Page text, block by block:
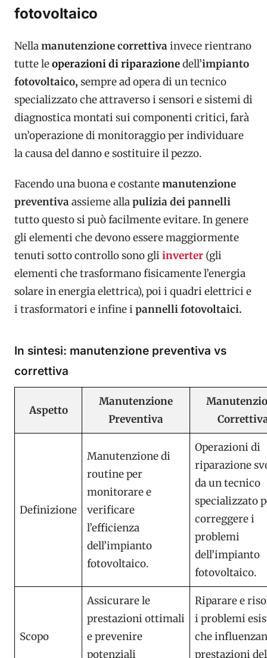
fotovoltaico
Nellamanutenzione correttivainvece rientrano
tutte leoperazioni di riparazionedell’impianto
fotovoltaico, sempre ad opera di un tecnico
specializzato che attraverso i sensori e sistemi di
diagnostica montati sui componenti critici, farà
un’operazione di monitoraggio per individuare
la causa del danno e sostituire il pezzo.
Facendo una buona e costantemanutenzione
preventivaassieme allapulizia dei pannelli
tutto questo si può facilmente evitare. In genere
gli elementi che devono essere maggiormente
tenuti sotto controllo sono gli inverter (gli
elementi che trasformano fisicamente l’energia
solare in energia elettrica), poi i quadri elettrici e
i trasformatori e infine i pannelli fotovoltaici.
In sintesi: manutenzione preventiva vs
correttiva
Aspetto
Manutenzione
Preventiva
Definizione
Manutenzione di
routine per
monitorare e
verificare
l’efficienza
dell’impianto
fotovoltaico.
Operazioni di
riparazione
da un tecnico
specializzato
correggere i
problemi
dell’impianto
fotovoltaico.
Scopo
Assicurare le
prestazioni ottimali
e prevenire
potenziali
Riparare e
i problemi
che
prestazioni del